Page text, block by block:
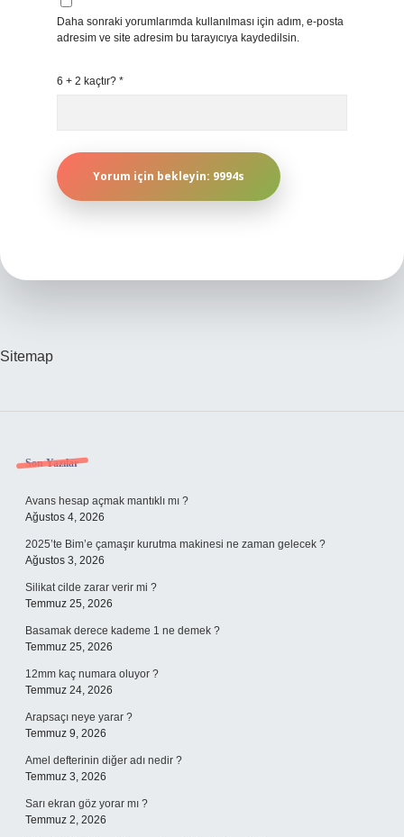
Daha sonraki yorumlarımda kullanılması için adım, e-posta
adresim ve site adresim bu tarayıcıya kaydedilsin.
6 + 2 kaçtır? *
Sitemap
Sidebar
Son Yazılar
Avans hesap açmak mantıklı mı ?
Ağustos 4, 2026
2025’te Bim’e çamaşır kurutma makinesi ne zaman gelecek ?
Ağustos 3, 2026
Silikat cilde zarar verir mi ?
Temmuz 25, 2026
Basamak derece kademe 1 ne demek ?
Temmuz 25, 2026
12mm kaç numara oluyor ?
Temmuz 24, 2026
Arapsaçı neye yarar ?
Temmuz 9, 2026
Amel defterinin diğer adı nedir ?
Temmuz 3, 2026
Sarı ekran göz yorar mı ?
Temmuz 2, 2026